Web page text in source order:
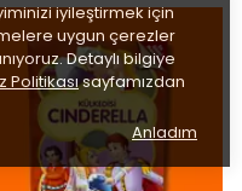
iyileştirmek için
uygun çerezler
Detaylı bilgiye
Politikasısayfamızdan
Anladım